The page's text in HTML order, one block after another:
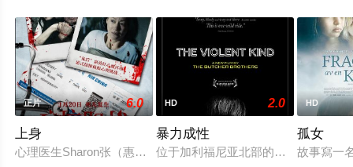
正片 6.0
上身
心理医生Sharon张（惠英红 饰）是一个全身心扑在事业上的女
HD 2.0
暴力成性
位于加利福尼亚北部的奥克兰，是一
HD
孤女
故事寫一